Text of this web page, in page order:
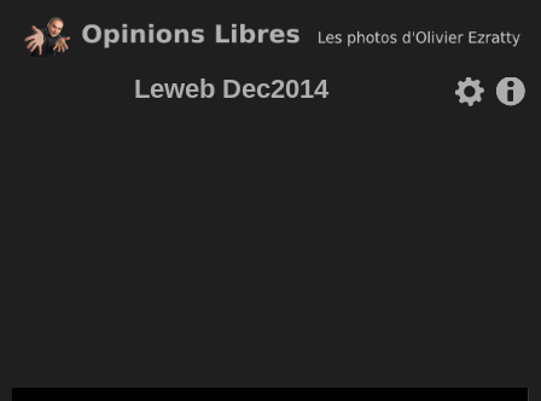
Leweb Dec2014